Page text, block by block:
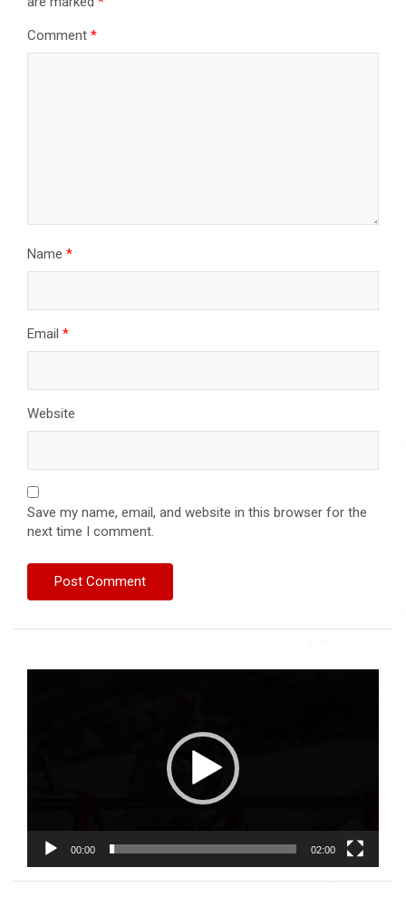
Comment *
Name *
Email *
Website
Save my name, email, and website in this browser for the
next time I comment.
00:00 02:00